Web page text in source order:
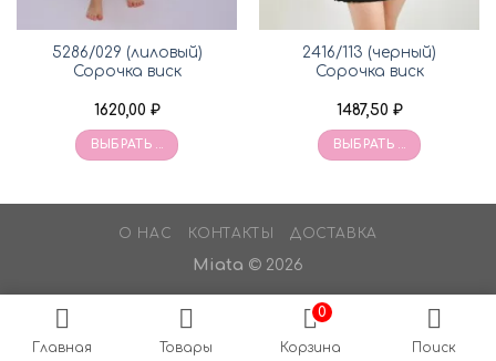
5286/029 (лиловый)
Сорочка виск
1620,00 ₽
ВЫБРАТЬ ...
2416/113 (черный)
Сорочка виск
1487,50 ₽
ВЫБРАТЬ ...
О НАС КОНТАКТЫ ДОСТАВКА
Miata © 2026
Главная Товары
0
Корзина Поиск